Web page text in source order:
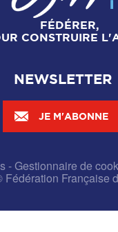
FÉDÉRER,
CONSTRUIRE
NEWSLETTER
JE M'ABONNE
-Gestionnaire de
Fédération Française